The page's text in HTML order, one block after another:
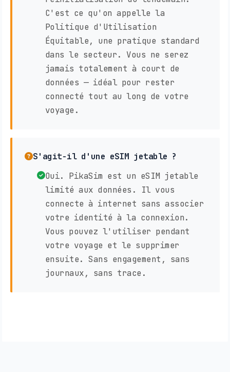
C'est ce qu'on appelle la
Politique d'Utilisation
Équitable, une pratique standard
dans le secteur. Vous ne serez
jamais totalement à court de
données — idéal pour rester
connecté tout au long de votre
voyage.
S'agit-il d'une eSIM jetable ?
Oui. PikaSim est un eSIM jetable
limité aux données. Il vous
connecte à internet sans associer
votre identité à la connexion.
Vous pouvez l'utiliser pendant
votre voyage et le supprimer
ensuite. Sans engagement, sans
journaux, sans trace.